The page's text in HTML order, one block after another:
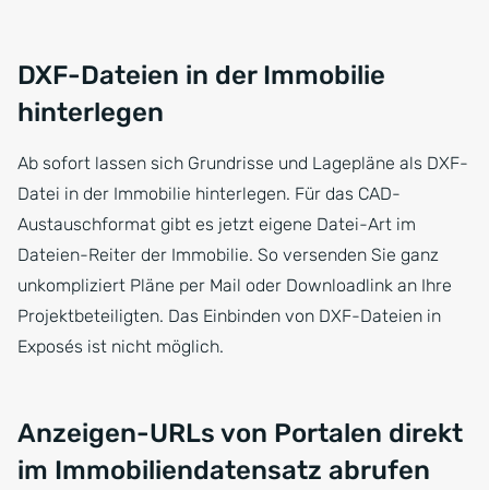
DXF-Dateien in der Immobilie
hinterlegen
Ab sofort lassen sich Grundrisse und Lagepläne als DXF-
Datei in der Immobilie hinterlegen. Für das CAD-
Austauschformat gibt es jetzt eigene Datei-Art im
Dateien-Reiter der Immobilie. So versenden Sie ganz
unkompliziert Pläne per Mail oder Downloadlink an Ihre
Projektbeteiligten. Das Einbinden von DXF-Dateien in
Exposés ist nicht möglich.
Anzeigen-URLs von Portalen direkt
im Immobiliendatensatz abrufen